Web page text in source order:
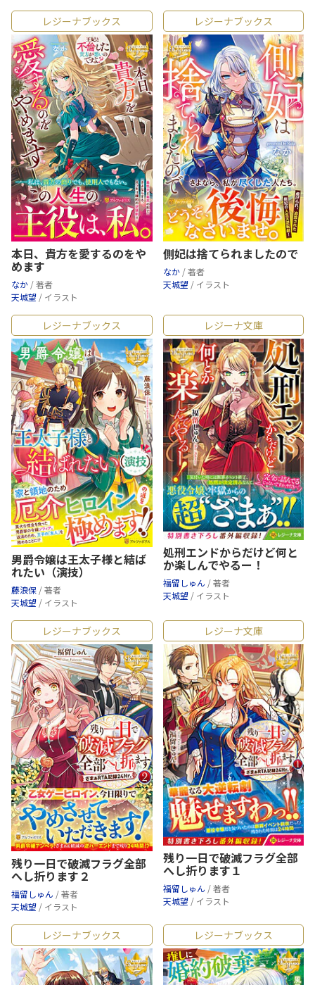
レジーナブックス
本日、貴方を愛するのをや
めます
なか / 著者
天城望 / イラスト
レジーナブックス
側妃は捨てられましたので
なか / 著者
天城望 / イラスト
レジーナブックス
男爵令嬢は王太子様と結ば
れたい（演技）
藤浪保 / 著者
天城望 / イラスト
レジーナ文庫
処刑エンドからだけど何と
か楽しんでやるー！
福留しゅん / 著者
天城望 / イラスト
レジーナブックス
残り一日で破滅フラグ全部
へし折ります２
福留しゅん / 著者
天城望 / イラスト
レジーナ文庫
残り一日で破滅フラグ全部
へし折ります１
福留しゅん / 著者
天城望 / イラスト
レジーナブックス レジーナブックス